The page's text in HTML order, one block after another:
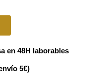
en 48H laborables
5€)